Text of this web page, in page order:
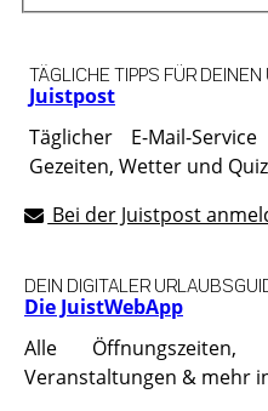
Juistpost
TÄGLICHE TIPPS FÜR DEINEN
Täglicher E-Mail-
Gezeiten, Wetter und
Bei der Juistpost
Die JuistWebApp
DEIN DIGITALER
Alle Öffnungszeiten,
Veranstaltungen & mehr